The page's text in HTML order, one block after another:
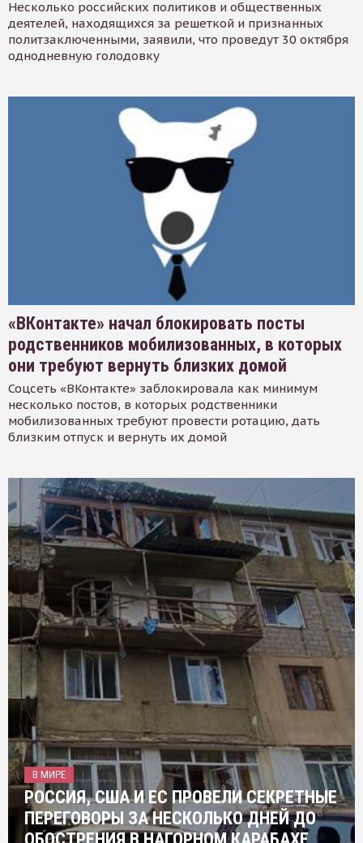
Несколько российских политиков и общественных
деятелей, находящихся за решеткой и признанных
политзаключенными, заявили, что проведут 30 октября
однодневную голодовку
«ВКонтакте» начал блокировать посты
родственников мобилизованных, в которых
они требуют вернуть близких домой
Соцсеть «ВКонтакте» заблокировала как минимум
несколько постов, в которых родственники
мобилизованных требуют провести ротацию, дать
близким отпуск и вернуть их домой
В МИРЕ
РОССИЯ, США И ЕС ПРОВЕЛИ СЕКРЕТНЫЕ
ПЕРЕГОВОРЫ ЗА НЕСКОЛЬКО ДНЕЙ ДО